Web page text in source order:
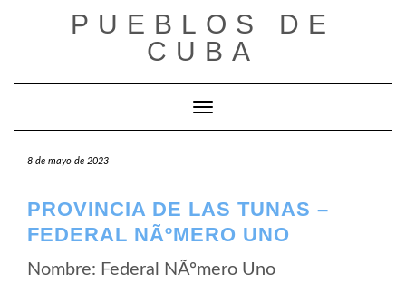
PUEBLOS DE
CUBA
Cambiar modo de navegación
8 de mayo de 2023
PROVINCIA DE LAS TUNAS –
FEDERAL NÃºMERO UNO
Nombre: Federal NÃºmero Uno